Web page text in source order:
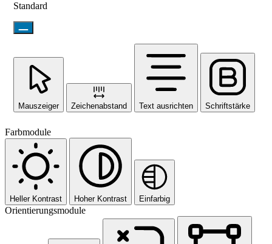
Standard
Mauszeiger Zeichenabstand Text ausrichten Schriftstärke
Farbmodule
Heller Kontrast Hoher Kontrast Einfarbig
Orientierungsmodule